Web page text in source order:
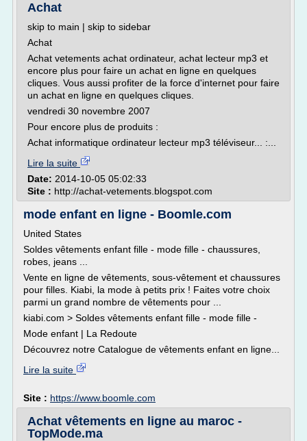
Achat
skip to main | skip to sidebar
Achat
Achat vetements achat ordinateur, achat lecteur mp3 et
encore plus pour faire un achat en ligne en quelques
cliques. Vous aussi profiter de la force d'internet pour faire
un achat en ligne en quelques cliques.
vendredi 30 novembre 2007
Pour encore plus de produits :
Achat informatique ordinateur lecteur mp3 téléviseur... :...
Lire la suite
Date: 2014-10-05 05:02:33
Site : http://achat-vetements.blogspot.com
mode enfant en ligne - Boomle.com
United States
Soldes vêtements enfant fille - mode fille - chaussures,
robes, jeans ...
Vente en ligne de vêtements, sous-vêtement et chaussures
pour filles. Kiabi, la mode à petits prix ! Faites votre choix
parmi un grand nombre de vêtements pour ...
kiabi.com > Soldes vêtements enfant fille - mode fille -
Mode enfant | La Redoute
Découvrez notre Catalogue de vêtements enfant en ligne...
Lire la suite
Site : https://www.boomle.com
Achat vêtements en ligne au maroc -
TopMode.ma